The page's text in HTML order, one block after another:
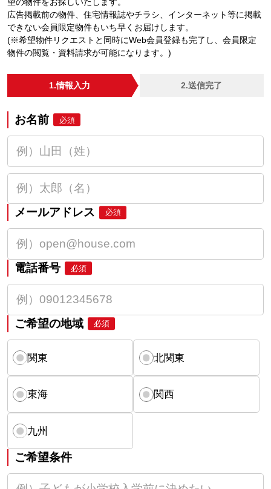
広告掲載前の物件、住宅情報誌やチラシ、インターネット等に掲載
できない会員限定物件もいち早くお届けします。
(※希望物件リクエストと同時にWeb会員登録も完了し、会員限定
物件の閲覧・資料請求が可能になります。)
1.情報入力 2.送信完了
お名前 必須
メールアドレス 必須
電話番号 必須
ご希望の地域 必須
関東 北関東
東海 関西
九州
ご希望条件